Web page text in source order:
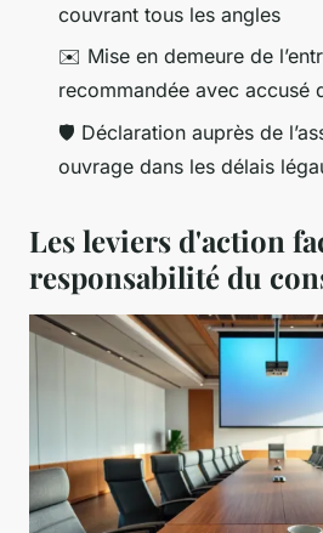
couvrant tous les angles
✉️ Mise en demeure de
recommandée avec accusé
🛡️ Déclaration auprès de
ouvrage dans les délais
Les leviers d'action
responsabilité du